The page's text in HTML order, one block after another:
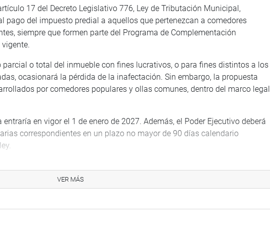
17 del Decreto Legislativo 776, Ley de Tributación Municipal,
pago del impuesto predial a aquellos que pertenezcan a comedores
siempre que formen parte del Programa de Complementación
o total del inmueble con fines lucrativos, o para fines distintos a los
ocasionará la pérdida de la inafectación. Sin embargo, la propuesta
por comedores populares y ollas comunes, dentro del marco legal
en vigor el 1 de enero de 2027. Además, el Poder Ejecutivo deberá
correspondientes en un plazo no mayor de 90 días calendario
alimentaria y la vulnerabilidad extrema. En esa línea, el dictamen
de prioritario interés nacional la labor de los comedores populares
de Gestión Municipal 2025”, al 31 de diciembre de 2024
VER MÁS